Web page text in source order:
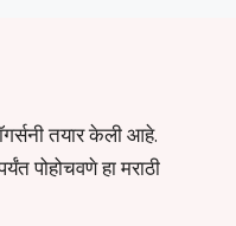
तयार केली आहे.
पोहोचवणे हा मराठी